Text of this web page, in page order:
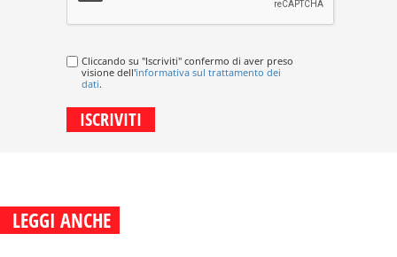
Cliccando su "Iscriviti" confermo di aver preso
visione dell'informativa sul trattamento dei
dati.
LEGGI ANCHE